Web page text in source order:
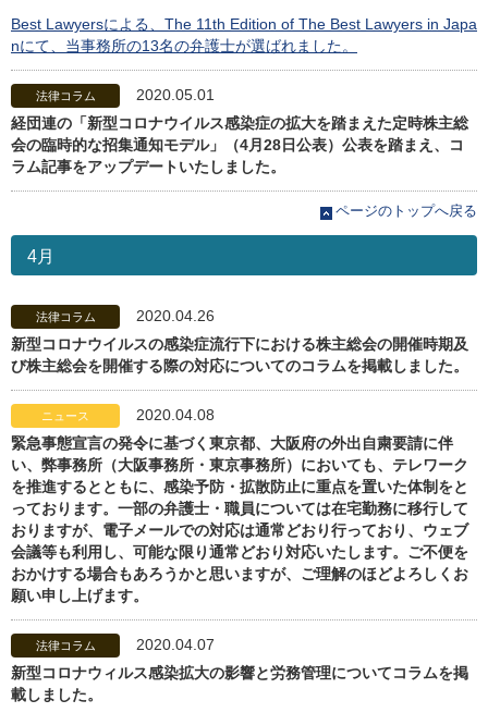
Best Lawyersによる、The 11th Edition of The Best Lawyers in Japa
nにて、当事務所の13名の弁護士が選ばれました。
法律コラム
2020.05.01
経団連の「新型コロナウイルス感染症の拡大を踏まえた定時株主総
会の臨時的な招集通知モデル」（4月28日公表）公表を踏まえ、コ
ラム記事をアップデートいたしました。
ページのトップへ戻る
4月
法律コラム
2020.04.26
新型コロナウイルスの感染症流行下における株主総会の開催時期及
び株主総会を開催する際の対応についてのコラムを掲載しました。
ニュース
2020.04.08
緊急事態宣言の発令に基づく東京都、大阪府の外出自粛要請に伴
い、弊事務所（大阪事務所・東京事務所）においても、テレワーク
を推進するとともに、感染予防・拡散防止に重点を置いた体制をと
っております。一部の弁護士・職員については在宅勤務に移行して
おりますが、電子メールでの対応は通常どおり行っており、ウェブ
会議等も利用し、可能な限り通常どおり対応いたします。ご不便を
おかけする場合もあろうかと思いますが、ご理解のほどよろしくお
願い申し上げます。
法律コラム
2020.04.07
新型コロナウィルス感染拡大の影響と労務管理についてコラムを掲
載しました。